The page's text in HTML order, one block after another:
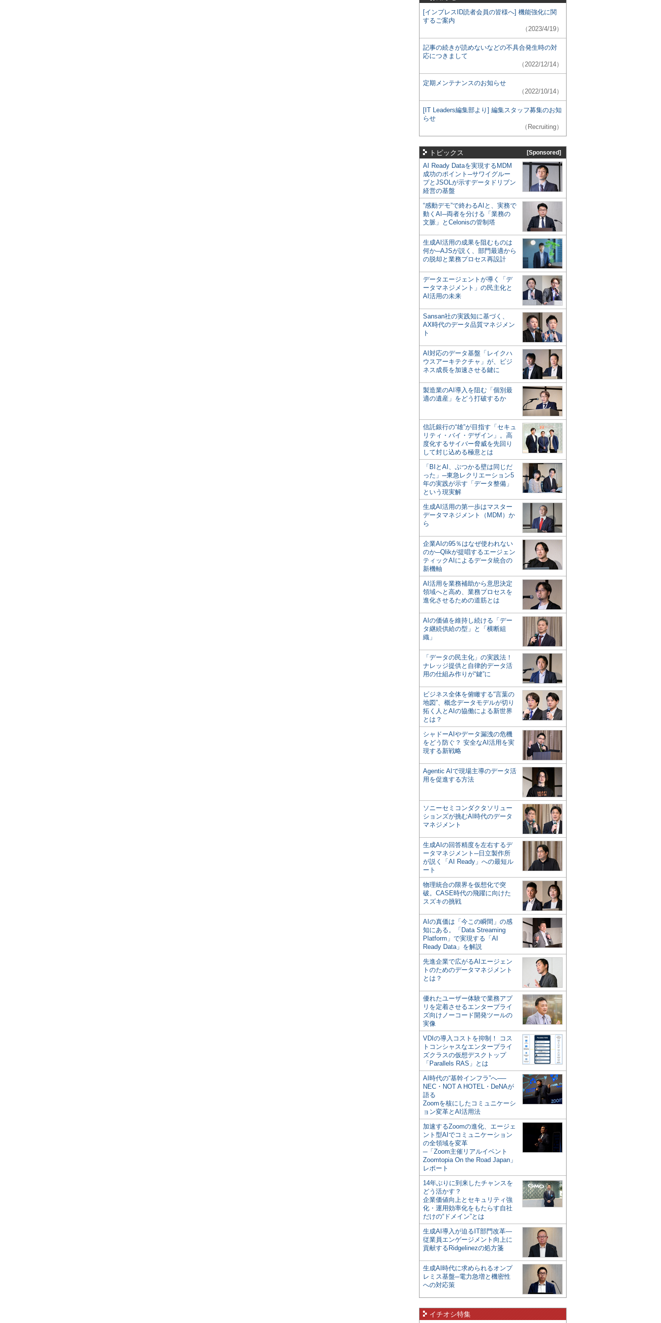
[インプレスID読者会員の皆様へ] 機能強化に関
するご案内
（2023/4/19）
記事の続きが読めないなどの不具合発生時の対
応につきまして
（2022/12/14）
定期メンテナンスのお知らせ
（2022/10/14）
[IT Leaders編集部より] 編集スタッフ募集のお知
らせ
（Recruiting）
トピックス [Sponsored]
AI Ready Dataを実現するMDM
成功のポイント─サワイグルー
プとJSOLが示すデータドリブン
経営の基盤
“感動デモ”で終わるAIと、実務で
動くAI─両者を分ける「業務の
文脈」とCelonisの管制塔
生成AI活用の成果を阻むものは
何か─AJSが説く、部門最適から
の脱却と業務プロセス再設計
データエージェントが導く「デ
ータマネジメント」の民主化と
AI活用の未来
Sansan社の実践知に基づく、
AX時代のデータ品質マネジメン
ト
AI対応のデータ基盤「レイクハ
ウスアーキテクチャ」が、ビジ
ネス成長を加速させる鍵に
製造業のAI導入を阻む「個別最
適の遺産」をどう打破するか
信託銀行の“雄”が目指す「セキュ
リティ・バイ・デザイン」。高
度化するサイバー脅威を先回り
して封じ込める極意とは
「BIとAI、ぶつかる壁は同じだ
った」─東急レクリエーション5
年の実践が示す「データ整備」
という現実解
生成AI活用の第一歩はマスター
データマネジメント（MDM）か
ら
企業AIの95％はなぜ使われない
のか─Qlikが提唱するエージェン
ティックAIによるデータ統合の
新機軸
AI活用を業務補助から意思決定
領域へと高め、業務プロセスを
進化させるための道筋とは
AIの価値を維持し続ける「デー
タ継続供給の型」と「横断組
織」
「データの民主化」の実践法！
ナレッジ提供と自律的データ活
用の仕組み作りが“鍵”に
ビジネス全体を俯瞰する“言葉の
地図”、概念データモデルが切り
拓く人とAIの協働による新世界
とは？
シャドーAIやデータ漏洩の危機
をどう防ぐ？ 安全なAI活用を実
現する新戦略
Agentic AIで現場主導のデータ活
用を促進する方法
ソニーセミコンダクタソリュー
ションズが挑むAI時代のデータ
マネジメント
生成AIの回答精度を左右するデ
ータマネジメント─日立製作所
が説く「AI Ready」への最短ル
ート
物理統合の限界を仮想化で突
破。CASE時代の飛躍に向けた
スズキの挑戦
AIの真価は「今この瞬間」の感
知にある。「Data Streaming
Platform」で実現する「AI
Ready Data」を解説
先進企業で広がるAIエージェン
トのためのデータマネジメント
とは？
優れたユーザー体験で業務アプ
リを定着させるエンタープライ
ズ向けノーコード開発ツールの
実像
VDIの導入コストを抑制！ コス
トコンシャスなエンタープライ
ズクラスの仮想デスクトップ
「Parallels RAS」とは
AI時代の“基幹インフラ”へ──
NEC・NOT A HOTEL・DeNAが
語る
Zoomを核にしたコミュニケーシ
ョン変革とAI活用法
加速するZoomの進化、エージェ
ント型AIでコミュニケーション
の全領域を変革
─「Zoom主催リアルイベント
Zoomtopia On the Road Japan」
レポート
14年ぶりに到来したチャンスを
どう活かす？
企業価値向上とセキュリティ強
化・運用効率化をもたらす自社
だけの“ドメイン”とは
生成AI導入が迫るIT部門改革―
従業員エンゲージメント向上に
貢献するRidgelinezの処方箋
生成AI時代に求められるオンプ
レミス基盤─電力急増と機密性
への対応策
イチオシ特集